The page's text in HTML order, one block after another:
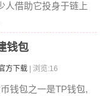
人借助它投身于链上
钱包
方下载 | 浏览:16
钱包之一是TP钱包,